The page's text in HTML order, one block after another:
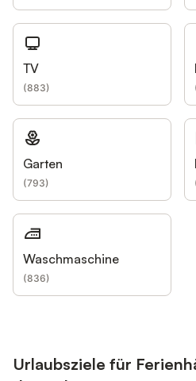
TV
(883)
Garten
(793)
Waschmaschine
(836)
Urlaubsziele für